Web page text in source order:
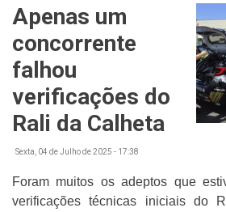
o
líder
Rali
da
Calheta
Apenas um
concorrente
falhou
verificações do
Rali da Calheta
Sexta, 04 de Julho de 2025 - 17:38
Foram muitos os adeptos que
verificações técnicas iniciais do